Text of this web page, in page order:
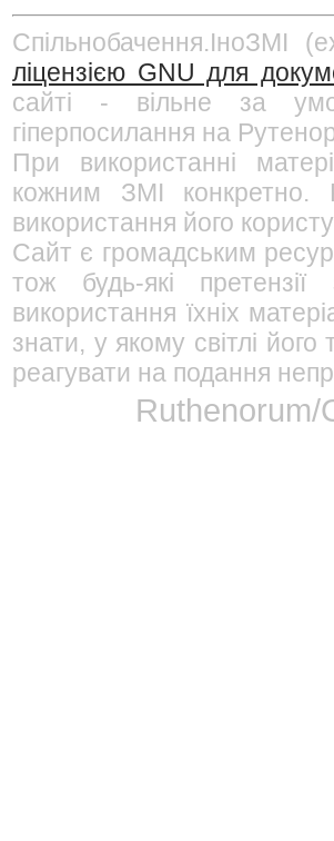
Спільнобачення.ІноЗМІ
ліцензією GNU для
сайті - вільне за
гіперпосилання на
При використанні
кожним ЗМІ конкретно.
використання його
Сайт є громадським
тож будь-які
використання їхніх
знати, у якому світлі
реагувати на подання
Ruthenorum/